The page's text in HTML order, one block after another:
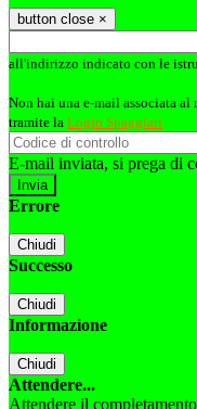
button close ×
all'indirizzo indicato con le
Non hai una e-mail associata
tramite la Login Spaggiari
E-mail inviata, si prega di
Errore
Chiudi
Successo
Chiudi
Informazione
Chiudi
Attendere...
Attendere il